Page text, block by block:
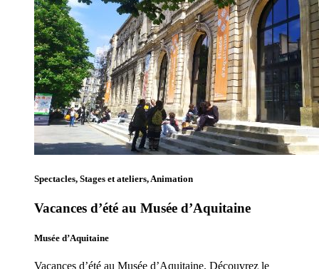
Spectacles, Stages et ateliers, Animation
Vacances d’été au Musée d’Aquitaine
Musée d’Aquitaine
Vacances d’été au Musée d’Aquitaine. Découvrez le